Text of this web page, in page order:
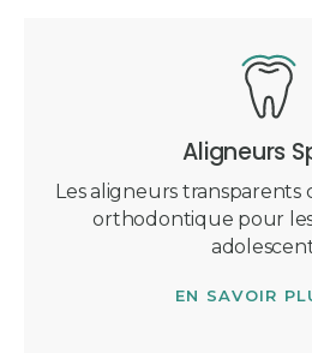
Aligneurs
Les aligneurs
orthodontique pour
EN SAVOIR